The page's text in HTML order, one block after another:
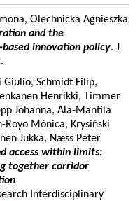
Olechnicka Agnieszka
and the
innovation policy. J
Schmidt Filip,
Henrikki, Timmer
Johanna, Ala-Mantila
Royo Mònica, Krysiński
Jukka, Næss Peter
access within limits:
together corridor
Interdisciplinary